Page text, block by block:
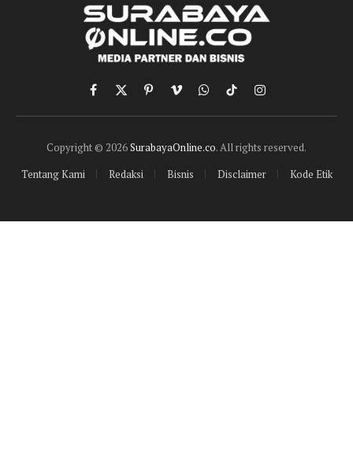
Facebook
X
(Twitter)
PinterestVimeoWhatsApp
TikTokInstagram
Copyright © 2026SurabayaOnline.co. All rights reserved.
Tentang Kami
Redaksi Bisnis Disclaimer Kode Etik